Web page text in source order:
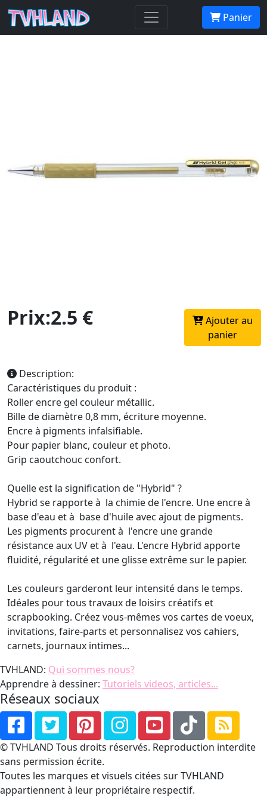
Panier
Pentel Hybrid Gel Grip Métallic K118M
- Or
Prix:2.5 €
Ajouter au
panier
Description:
Caractéristiques du produit :
Roller encre gel couleur métallic.
Bille de diamètre 0,8 mm, écriture moyenne.
Encre à pigments infalsifiable.
Pour papier blanc, couleur et photo.
Grip caoutchouc confort.
Quelle est la signification de "Hybrid" ?
Hybrid se rapporte à la chimie de l'encre. Une encre à
base d'eau et à base d'huile avec ajout de pigments.
Les pigments procurent à l'encre une grande
résistance aux UV et à l'eau. L'encre Hybrid apporte
fluidité, régularité et une glisse extrême sur le papier.
Les couleurs garderont leur intensité dans le temps.
Idéales pour tous travaux de loisirs créatifs et
scrapbooking. Créez vous-mêmes vos cartes de voeux,
invitations, faire-parts et personnalisez vos cahiers,
carnets, journaux intimes...
TVHLAND: Qui sommes nous?
Apprendre à dessiner: Tutoriels videos, articles...
Réseaux sociaux
© TVHLAND Tous droits réservés. Reproduction interdite
sans permission écrite.
Toutes les marques et visuels citées sur TVHLAND
appartiennent à leur propriétaire respectif.